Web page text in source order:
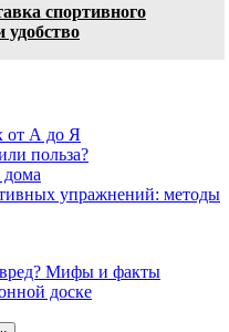
спортивного
от А до Я
польза?
дома
упражнений: методы
вред? Мифы и факты
доске